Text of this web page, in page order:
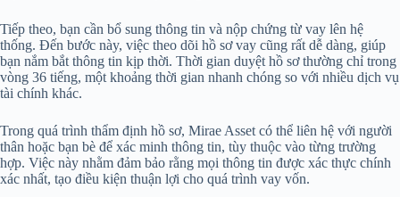
Tiếp theo, bạn cần bổ sung thông tin và nộp chứng từ vay lên hệ
thống. Đến bước này, việc theo dõi hồ sơ vay cũng rất dễ dàng, giúp
bạn nắm bắt thông tin kịp thời. Thời gian duyệt hồ sơ thường chỉ trong
vòng 36 tiếng, một khoảng thời gian nhanh chóng so với nhiều dịch vụ
tài chính khác.
Trong quá trình thẩm định hồ sơ, Mirae Asset có thể liên hệ với người
thân hoặc bạn bè để xác minh thông tin, tùy thuộc vào từng trường
hợp. Việc này nhằm đảm bảo rằng mọi thông tin được xác thực chính
xác nhất, tạo điều kiện thuận lợi cho quá trình vay vốn.